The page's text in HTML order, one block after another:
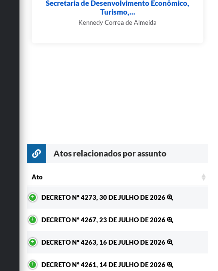
Secretaria de Desenvolvimento Econômico,
Turismo,...
Kennedy Correa de Almeida
Atos relacionados por assunto
Ato
DECRETO Nº 4273, 30 DE JULHO DE 2026
DECRETO Nº 4267, 23 DE JULHO DE 2026
DECRETO Nº 4263, 16 DE JULHO DE 2026
DECRETO Nº 4261, 14 DE JULHO DE 2026